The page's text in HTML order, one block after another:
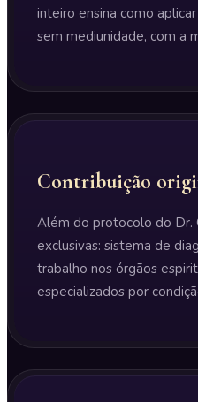
inteiro ensina como
sem mediunidade, com a
Contribuição
Além do protocolo do Dr.
exclusivas: sistema de
trabalho nos órgãos
especializados por